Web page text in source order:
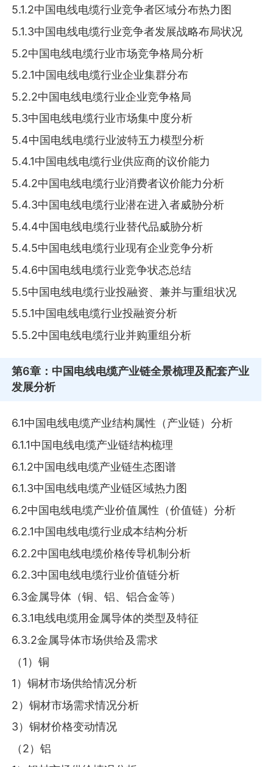
5.1.2中国电线电缆行业竞争者区域分布热力图
5.1.3中国电线电缆行业竞争者发展战略布局状况
5.2中国电线电缆行业市场竞争格局分析
5.2.1中国电线电缆行业企业集群分布
5.2.2中国电线电缆行业企业竞争格局
5.3中国电线电缆行业市场集中度分析
5.4中国电线电缆行业波特五力模型分析
5.4.1中国电线电缆行业供应商的议价能力
5.4.2中国电线电缆行业消费者议价能力分析
5.4.3中国电线电缆行业潜在进入者威胁分析
5.4.4中国电线电缆行业替代品威胁分析
5.4.5中国电线电缆行业现有企业竞争分析
5.4.6中国电线电缆行业竞争状态总结
5.5中国电线电缆行业投融资、兼并与重组状况
5.5.1中国电线电缆行业投融资分析
5.5.2中国电线电缆行业并购重组分析
第6章 ：中国电线电缆产业链全景梳理及配套产业
发展分析
6.1中国电线电缆产业结构属性（产业链）分析
6.1.1中国电线电缆产业链结构梳理
6.1.2中国电线电缆产业链生态图谱
6.1.3中国电线电缆产业链区域热力图
6.2中国电线电缆产业价值属性（价值链）分析
6.2.1中国电线电缆行业成本结构分析
6.2.2中国电线电缆价格传导机制分析
6.2.3中国电线电缆行业价值链分析
6.3金属导体（铜、铝、铝合金等）
6.3.1电线电缆用金属导体的类型及特征
6.3.2金属导体市场供给及需求
（1）铜
1）铜材市场供给情况分析
2）铜材市场需求情况分析
3）铜材价格变动情况
（2）铝